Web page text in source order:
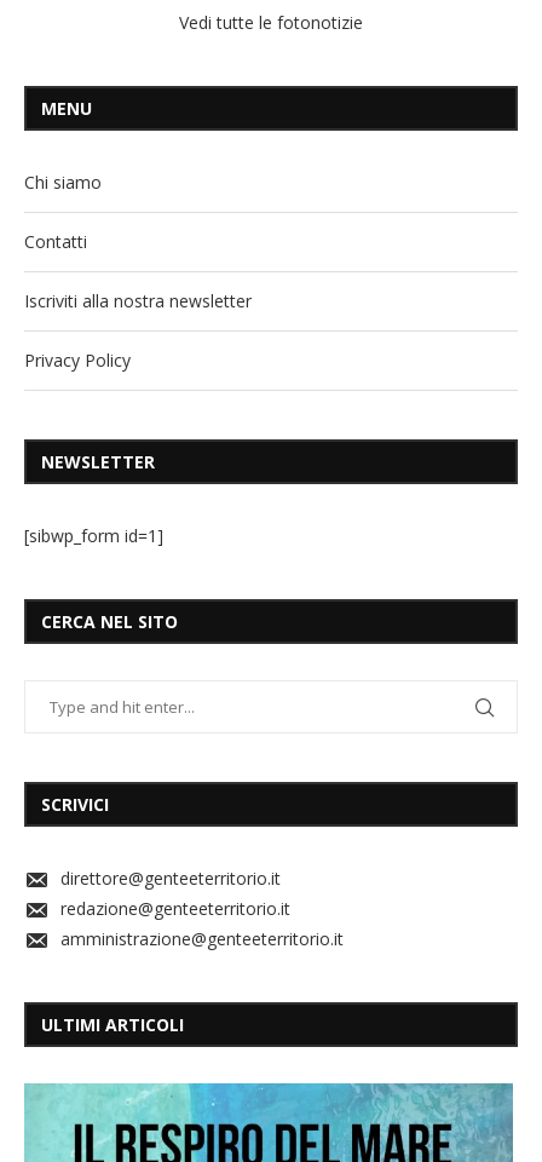
Vedi tutte le fotonotizie
MENU
Chi siamo
Contatti
Iscriviti alla nostra newsletter
Privacy Policy
NEWSLETTER
[sibwp_form id=1]
CERCA NEL SITO
SCRIVICI
direttore@genteeterritorio.it
redazione@genteeterritorio.it
amministrazione@genteeterritorio.it
ULTIMI ARTICOLI